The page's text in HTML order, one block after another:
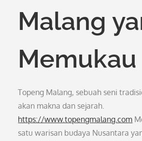
Malang
Memukau
Topeng Malang, sebuah seni
akan makna dan sejarah.
https://www.topengmalang.com
satu warisan budaya Nusantara